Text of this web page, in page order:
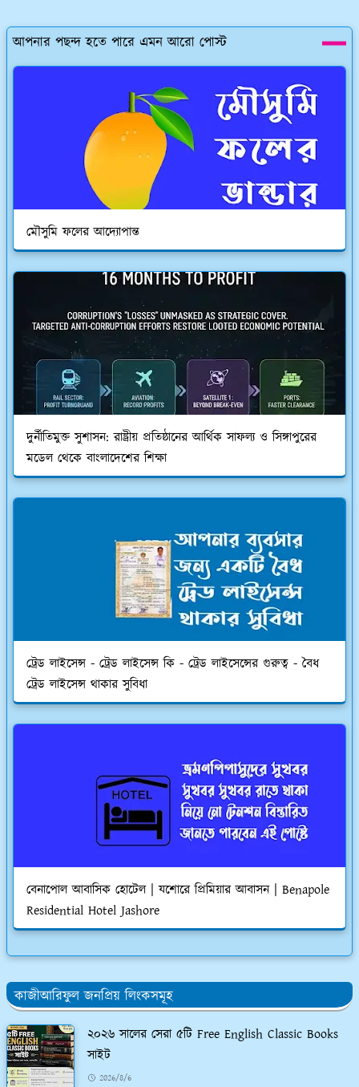
আপনার পছন্দ হতে পারে এমন আরো পোস্ট
মৌসুমি ফলের আদ্যোপান্ত
দুর্নীতিমুক্ত সুশাসন: রাষ্ট্রীয় প্রতিষ্ঠানের আর্থিক সাফল্য ও সিঙ্গাপুরের
মডেল থেকে বাংলাদেশের শিক্ষা
ট্রেড লাইসেন্স - ট্রেড লাইসেন্স কি - ট্রেড লাইসেন্সের গুরুত্ব - বৈধ
ট্রেড লাইসেন্স থাকার সুবিধা
বেনাপোল আবাসিক হোটেল | যশোরে প্রিমিয়ার আবাসন | Benapole
Residential Hotel Jashore
কাজীআরিফুল জনপ্রিয় লিংকসমূহ
২০২৬ সালের সেরা ৫টি Free English Classic Books
সাইট
2026/8/6